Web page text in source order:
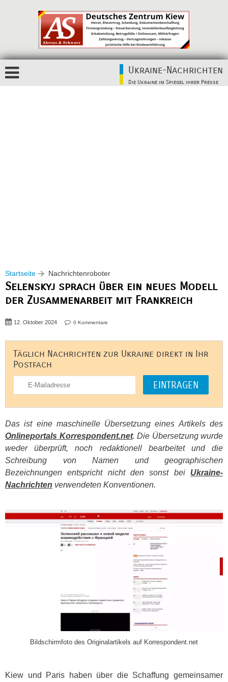
Ukraine-Nachrichten
Die Ukraine im Spiegel ihrer Presse
Startseite Nachrichtenroboter
Selenskyj sprach über ein neues Modell
der Zusammenarbeit mit Frankreich
12. Oktober 2024 0 Kommentare
Täglich Nachrichten zur Ukraine direkt in Ihr
Postfach
Das ist eine maschinelle Übersetzung eines Artikels des
Onlineportals Korrespondent.net. Die Übersetzung wurde
weder überprüft, noch redaktionell bearbeitet und die
Schreibung von Namen und geographischen
Bezeichnungen entspricht nicht den sonst bei Ukraine-
Nachrichten verwendeten Konventionen.
Bildschirmfoto des Originalartikels auf Korrespondent.net
Kiew und Paris haben über die Schaffung gemeinsamer